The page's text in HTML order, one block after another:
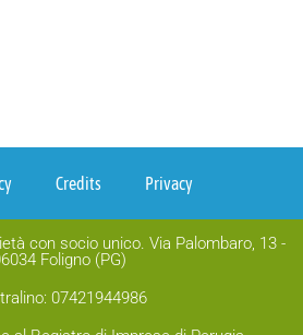
Credits Privacy
con socio unico. Via Palombaro, 13 -
Foligno (PG)
07421944986